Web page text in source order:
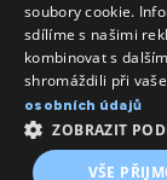
soubory cookie.
sdílíme s našimi
kombinovat s
shromáždili při
osobních údajů
ZOBRAZIT
VŠE